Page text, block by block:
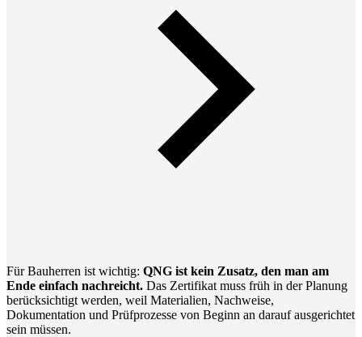
Für Bauherren ist wichtig: QNG ist kein Zusatz, den man am
Ende einfach nachreicht. Das Zertifikat muss früh in der Planung
berücksichtigt werden, weil Materialien, Nachweise,
Dokumentation und Prüfprozesse von Beginn an darauf ausgerichtet
sein müssen.